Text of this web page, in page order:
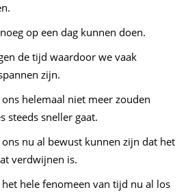
op een dag kunnen doen.
de tijd waardoor we vaak
zijn.
helemaal niet meer zouden
steeds sneller gaat.
nu al bewust kunnen zijn dat het
verdwijnen is.
hele fenomeen van tijd nu al los